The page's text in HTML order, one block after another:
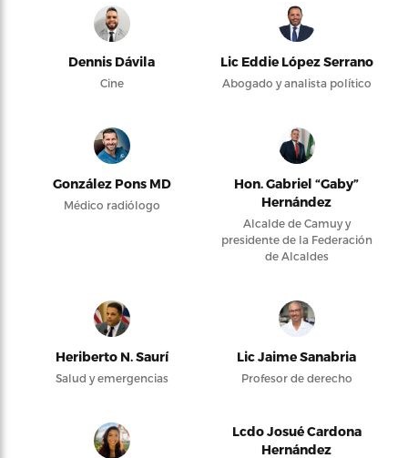
Dennis Dávila
Cine
Lic Eddie López Serrano
Abogado y analista político
González Pons MD
Médico radiólogo
Hon. Gabriel “Gaby”
Hernández
Alcalde de Camuy y
presidente de la Federación
de Alcaldes
Heriberto N. Saurí
Salud y emergencias
Lic Jaime Sanabria
Profesor de derecho
Lcdo Josué Cardona
Hernández